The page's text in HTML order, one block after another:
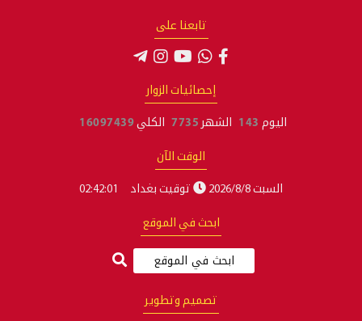
تابعنا على
إحصائيات الزوار
اليوم 143 الشهر 7735 الكلي 16097439
الوقت الآن
السبت 2026/8/8 توقيت بغداد 02:42:02
ابحث في الموقع
تصميم وتطوير